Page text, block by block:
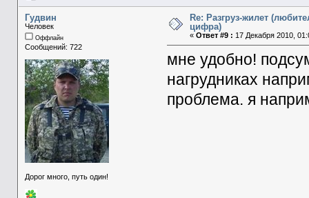
Гудвин
Человек
Оффлайн
Сообщений: 722
Дорог много, путь один!
Re: Разгруз-жилет
цифра)
« Ответ #9 : 17 Декабря 2010,
мне удобно!
нагрудниках
проблема. я